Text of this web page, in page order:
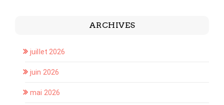
ARCHIVES
juillet 2026
juin 2026
mai 2026